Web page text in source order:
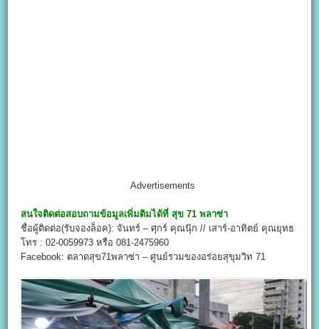
Advertisements
สนใจติดต่อสอบถามข้อมูลเพิ่มติมได้ที่ สุข 71 พลาซ่า
ชื่อผู้ติดต่อ(รับจองล็อค): จันทร์ – ศุกร์ คุณนุ๊ก // เสาร์-อาทิตย์ คุณยุทธ
โทร : 02-0059973 หรือ 081-2475960
Facebook: ตลาดสุข71พลาซ่า – ศูนย์รวมของอร่อยสุขุมวิท 71